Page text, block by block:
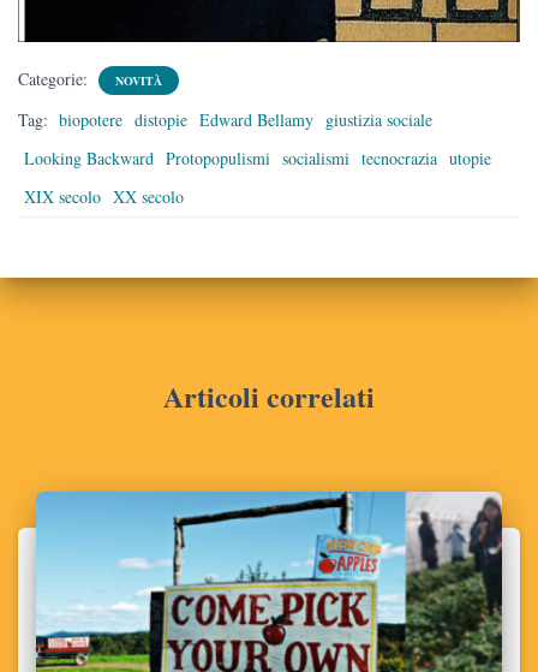
Categorie: NOVITÀ
Tag: biopotere distopie Edward Bellamy giustizia sociale
Looking Backward Protopopulismi socialismi tecnocrazia utopie
XIX secolo XX secolo
Articoli correlati